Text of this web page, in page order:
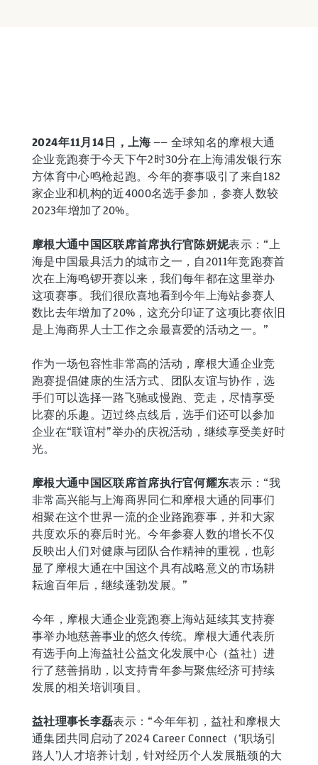
2024年11月14日，上海 —— 全球知名的摩根大通
企业竞跑赛于今天下午2时30分在上海浦发银行东
方体育中心鸣枪起跑。今年的赛事吸引了来自182
家企业和机构的近4000名选手参加，参赛人数较
2023年增加了20%。
摩根大通中国区联席首席执行官陈妍妮表示：“上
海是中国最具活力的城市之一，自2011年竞跑赛首
次在上海鸣锣开赛以来，我们每年都在这里举办
这项赛事。我们很欣喜地看到今年上海站参赛人
数比去年增加了20%，这充分印证了这项比赛依旧
是上海商界人士工作之余最喜爱的活动之一。”
作为一场包容性非常高的活动，摩根大通企业竞
跑赛提倡健康的生活方式、团队友谊与协作，选
手们可以选择一路飞驰或慢跑、竞走，尽情享受
比赛的乐趣。迈过终点线后，选手们还可以参加
企业在“联谊村”举办的庆祝活动，继续享受美好时
光。
摩根大通中国区联席首席执行官何耀东表示：“我
非常高兴能与上海商界同仁和摩根大通的同事们
相聚在这个世界一流的企业路跑赛事，并和大家
共度欢乐的赛后时光。今年参赛人数的增长不仅
反映出人们对健康与团队合作精神的重视，也彰
显了摩根大通在中国这个具有战略意义的市场耕
耘逾百年后，继续蓬勃发展。”
今年，摩根大通企业竞跑赛上海站延续其支持赛
事举办地慈善事业的悠久传统。摩根大通代表所
有选手向上海益社公益文化发展中心（益社）进
行了慈善捐助，以支持青年参与聚焦经济可持续
发展的相关培训项目。
益社理事长李磊表示：“今年年初，益社和摩根大
通集团共同启动了2024 Career Connect（‘职场引
路人’)人才培养计划，针对经历个人发展瓶颈的大